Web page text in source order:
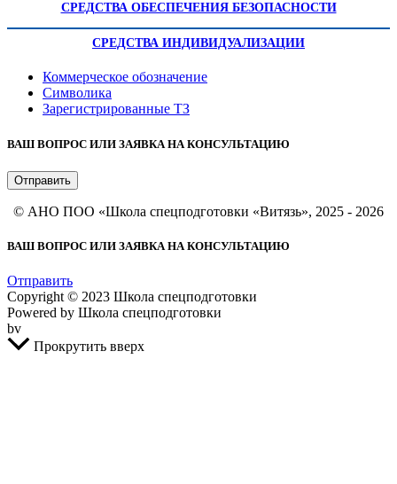
СРЕДСТВА ОБЕСПЕЧЕНИЯ БЕЗОПАСНОСТИ
СРЕДСТВА ИНДИВИДУАЛИЗАЦИИ
Коммерческое обозначение
Символика
Зарегистрированные ТЗ
ВАШ ВОПРОС ИЛИ ЗАЯВКА НА КОНСУЛЬТАЦИЮ
Отправить
© АНО ПОО «Школа спецподготовки «Витязь», 2025 - 2026
ВАШ ВОПРОС ИЛИ ЗАЯВКА НА КОНСУЛЬТАЦИЮ
Отправить
Copyright © 2023 Школа спецподготовки
Powered by Школа спецподготовки
bv
Прокрутить вверх